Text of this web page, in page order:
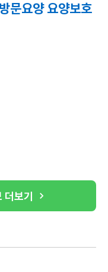
요양 요양보호
더보기